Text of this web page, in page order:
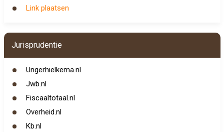
Link plaatsen
Jurisprudentie
Ungerhielkema.nl
Jwb.nl
Fiscaaltotaal.nl
Overheid.nl
Kb.nl